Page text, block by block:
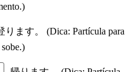
ります。 (Dica: Partícula para